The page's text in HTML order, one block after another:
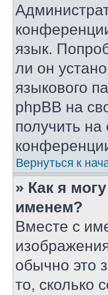
язык.
ли он
языкового
phpBB на
получить
Вернуться к
» Как я
именем?
Вместе с
обычно это
то, сколько